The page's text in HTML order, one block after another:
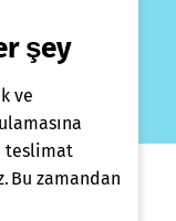
şey
ve
teslimat
Bu zamandan